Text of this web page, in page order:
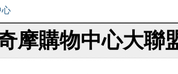
摩購物中心大聯